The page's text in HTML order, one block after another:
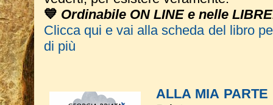
💙 Ordinabile ON LINE e nelle
Clicca qui e vai alla scheda del libro
di più
ALLA MIA